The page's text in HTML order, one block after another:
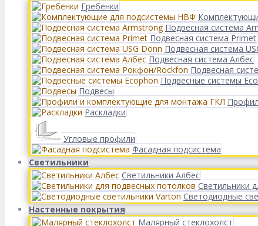
Гребенки
Подвесная система
Подвесная система Primet
Подвесная система
Подвесная система Албес
Подвесная
Подвесные системы
Подвесы
Раскладки
Угловые профили
Фасадная подсистема
Светильники
Светильники Албес
Светильники
Светодиодные
Настенные покрытия
Малярный стеклохолст